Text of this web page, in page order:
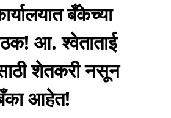
बँकेच्या
आ. श्वेताताई
शेतकरी नसून
आहेत!